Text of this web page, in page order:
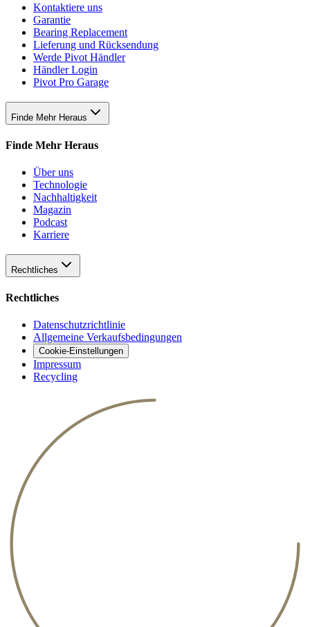
Kontaktiere uns
Garantie
Bearing Replacement
Lieferung und Rücksendung
Werde Pivot Händler
Händler Login
Pivot Pro Garage
Finde Mehr Heraus
Finde Mehr Heraus
Über uns
Technologie
Nachhaltigkeit
Magazin
Podcast
Karriere
Rechtliches
Rechtliches
Datenschutzrichtlinie
Allgemeine Verkaufsbedingungen
Cookie-Einstellungen
Impressum
Recycling